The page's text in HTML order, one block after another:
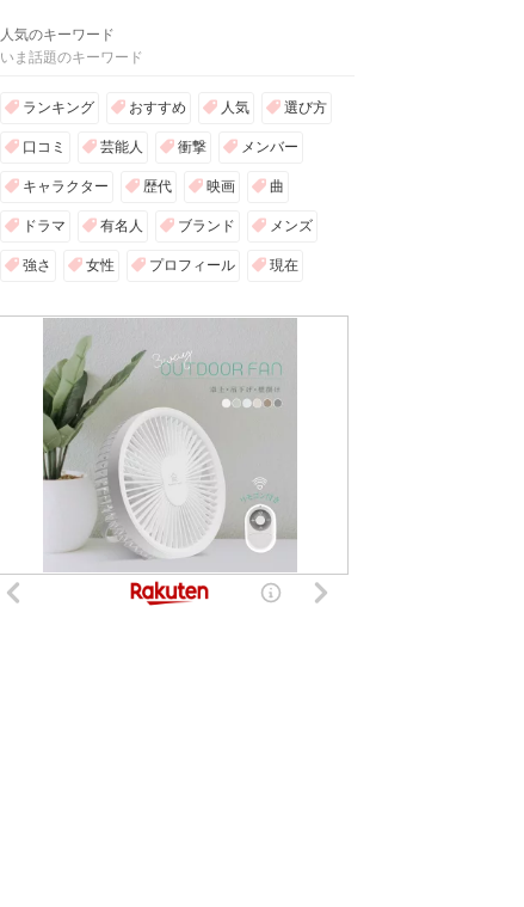
人気のキーワード
いま話題のキーワード
ランキング おすすめ 人気 選び方
口コミ 芸能人 衝撃 メンバー
キャラクター 歴代 映画 曲
ドラマ 有名人 ブランド メンズ
強さ 女性 プロフィール 現在